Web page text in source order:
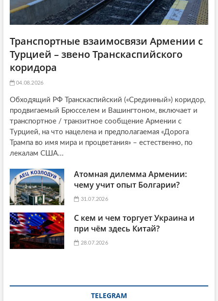
Транспортные взаимосвязи Армении с
Турцией – звено Транскаспийского
коридора
04.08.2026
Обходящий РФ Транскаспийский («Срединный») коридор,
продвигаемый Брюсселем и Вашингтоном, включает и
транспортное / транзитное сообщение Армении с
Турцией, на что нацелена и предполагаемая «Дорога
Трампа во имя мира и процветания» – естественно, по
лекалам США...
Атомная дилемма Армении:
чему учит опыт Болгарии?
31.07.2026
С кем и чем торгует Украина и
при чём здесь Китай?
28.07.2026
TELEGRAM